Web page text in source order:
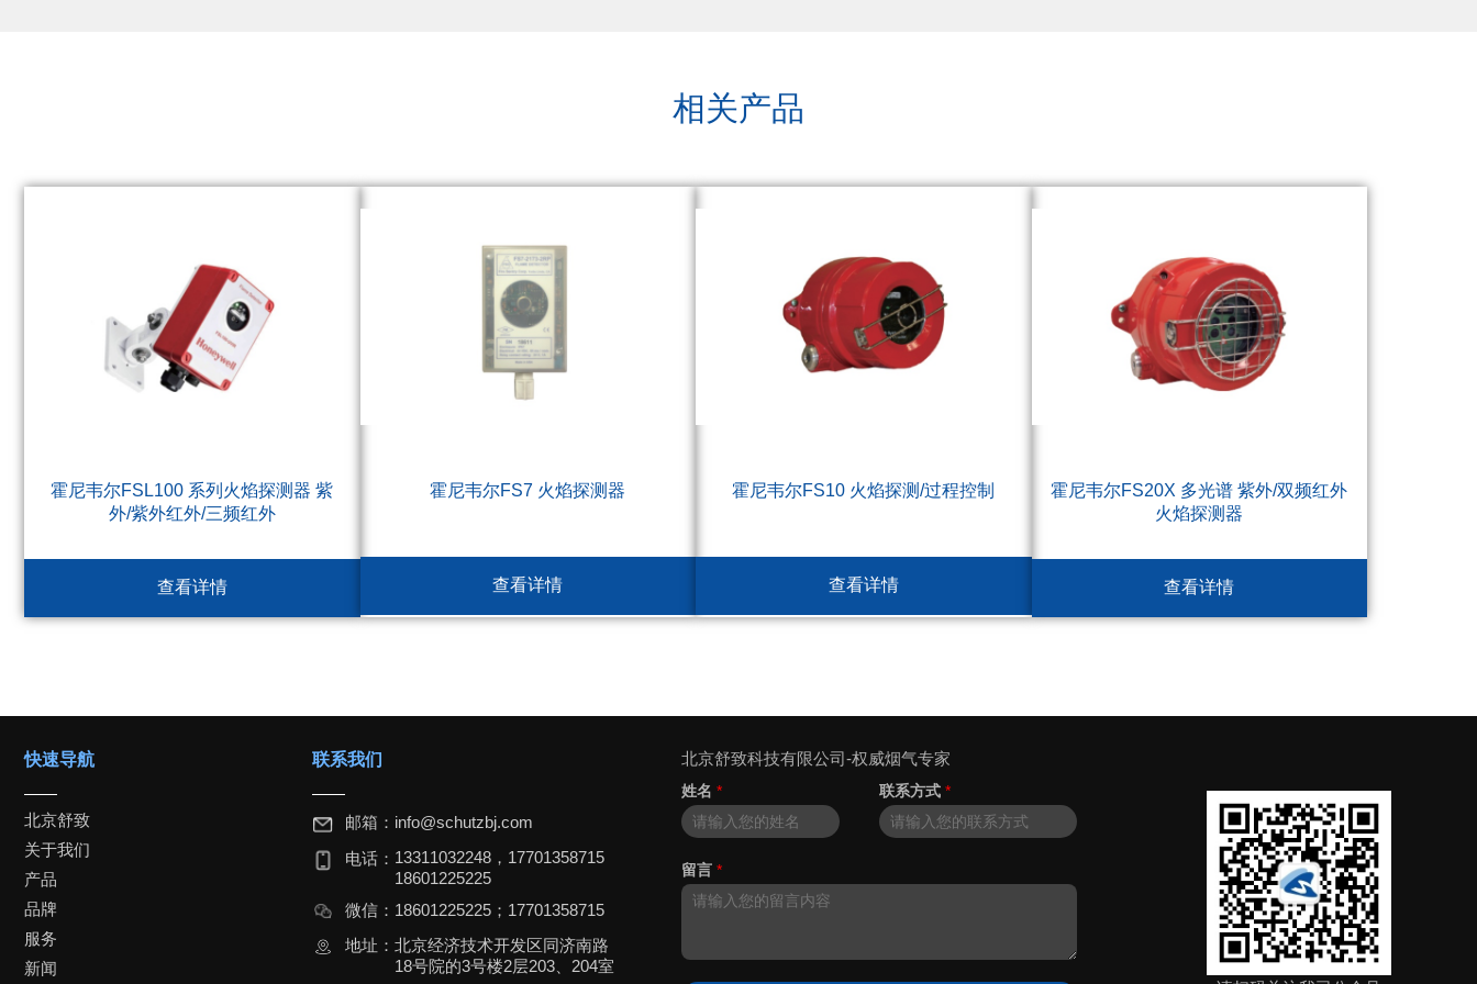
相关产品
霍尼韦尔FSL100 系列火焰探测器 紫
外/紫外红外/三频红外
查看详情
霍尼韦尔FS7 火焰探测器
查看详情
霍尼韦尔FS10 火焰探测/过程控制
查看详情
霍尼韦尔FS20X 多光谱 紫外/双频红外
火焰探测器
查看详情
快速导航
北京舒致
关于我们
产品
品牌
服务
新闻
联系我们
邮箱： info@schutzbj.com
电话： 13311032248，17701358715
18601225225
微信： 18601225225；17701358715
地址： 北京经济技术开发区同济南路
18号院的3号楼2层203、204室
北京舒致科技有限公司-权威烟气专家
姓名* 联系方式*
留言*